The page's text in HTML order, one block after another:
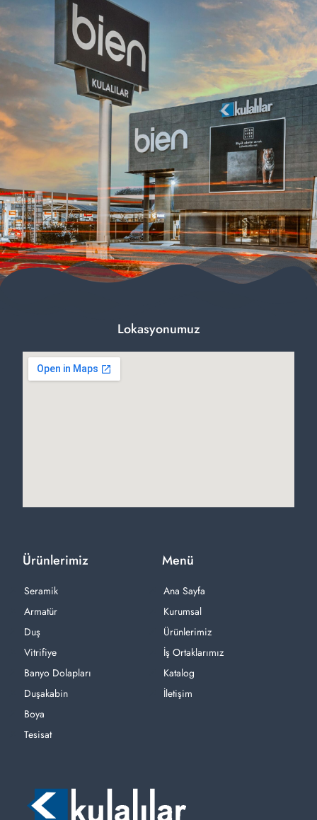
Menü
Ana Sayfa
Kurumsal
Ürünlerimiz
İş Ortaklarımız
Katalog
İletişim
Ürünlerimiz
Seramik
Armatür
Duş
Vitrifiye
Banyo Dolapları
Duşakabin
Boya
Tesisat
Lokasyonumuz